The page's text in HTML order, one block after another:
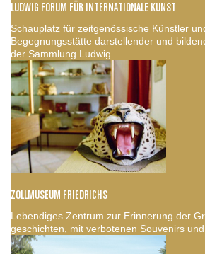
LUDWIG FORUM FÜR INTERNATIONALE KUNST
Schauplatz für zeitgenössische Künstler
Begegnungsstätte darstellender und
der Sammlung Ludwig.
ZOLLMUSEUM FRIEDRICHS
Lebendiges Zentrum zur Erinnerung der
geschichten, mit verbotenen Souvenirs